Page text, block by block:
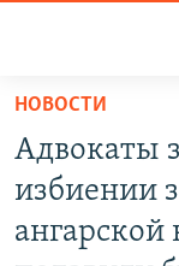
доступа
Вернуться
основному
ПОДКАСТЫ
АВТОРСКИЕ
ЦИТАТЫ
НОВОСТИ
Адвокаты
избиении
ангарской